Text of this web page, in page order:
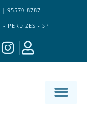
| 95570-8787
- PERDIZES - SP